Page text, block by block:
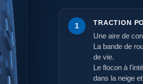
1 TRACTION
Une aire de
La bande de
de vie.
Le flocon à
dans la neige